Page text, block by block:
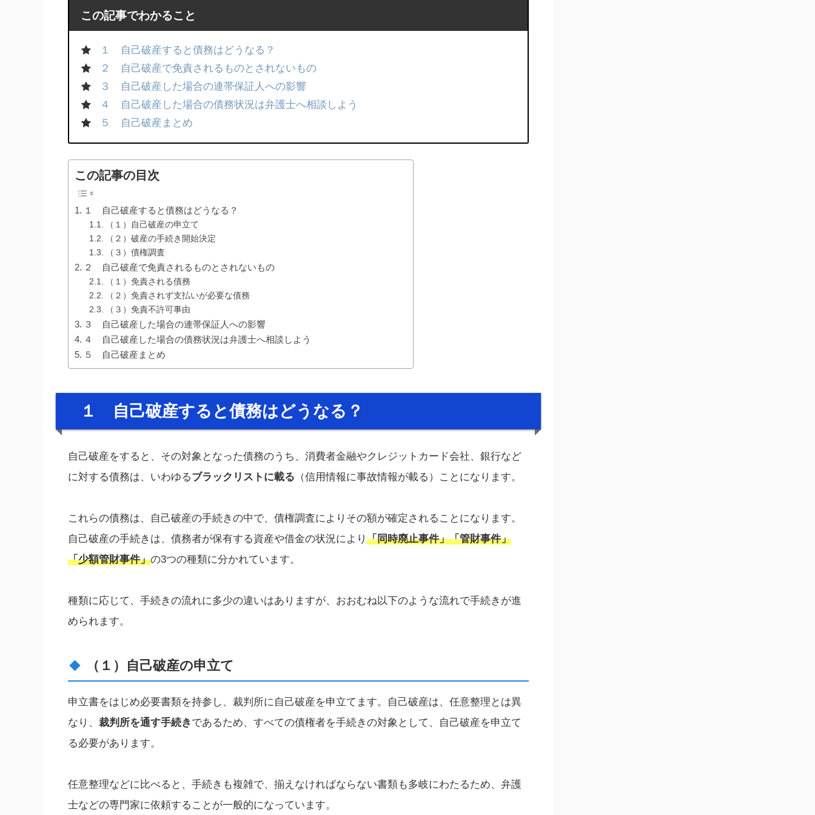
この記事でわかること
１ 自己破産すると債務はどうなる？
２ 自己破産で免責されるものとされないもの
３ 自己破産した場合の連帯保証人への影響
４ 自己破産した場合の債務状況は弁護士へ相談しよう
５ 自己破産まとめ
この記事の目次
１ 自己破産すると債務はどうなる？
（１）自己破産の申立て
（２）破産の手続き開始決定
（３）債権調査
２ 自己破産で免責されるものとされないもの
（１）免責される債務
（２）免責されず支払いが必要な債務
（３）免責不許可事由
３ 自己破産した場合の連帯保証人への影響
４ 自己破産した場合の債務状況は弁護士へ相談しよう
５ 自己破産まとめ
１ 自己破産すると債務はどうなる？
自己破産をすると、その対象となった債務のうち、消費者金融やクレジットカード会社、銀行など
に対する債務は、いわゆるブラックリストに載る （信用情報に事故情報が載る）ことになります。
これらの債務は、自己破産の手続きの中で、債権調査によりその額が確定されることになります。
自己破産の手続きは、債務者が保有する資産や借金の状況により 「同時廃止事件」「管財事件」
「少額管財事件」の3つの種類に分かれています。
種類に応じて、手続きの流れに多少の違いはありますが、おおむね以下のような流れで手続きが進
められます。
（１）自己破産の申立て
申立書をはじめ必要書類を持参し、裁判所に自己破産を申立てます。自己破産は、任意整理とは異
なり、 裁判所を通す手続き であるため、すべての債権者を手続きの対象として、自己破産を申立て
る必要があります。
任意整理などに比べると、手続きも複雑で、揃えなければならない書類も多岐にわたるため、弁護
士などの専門家に依頼することが一般的になっています。